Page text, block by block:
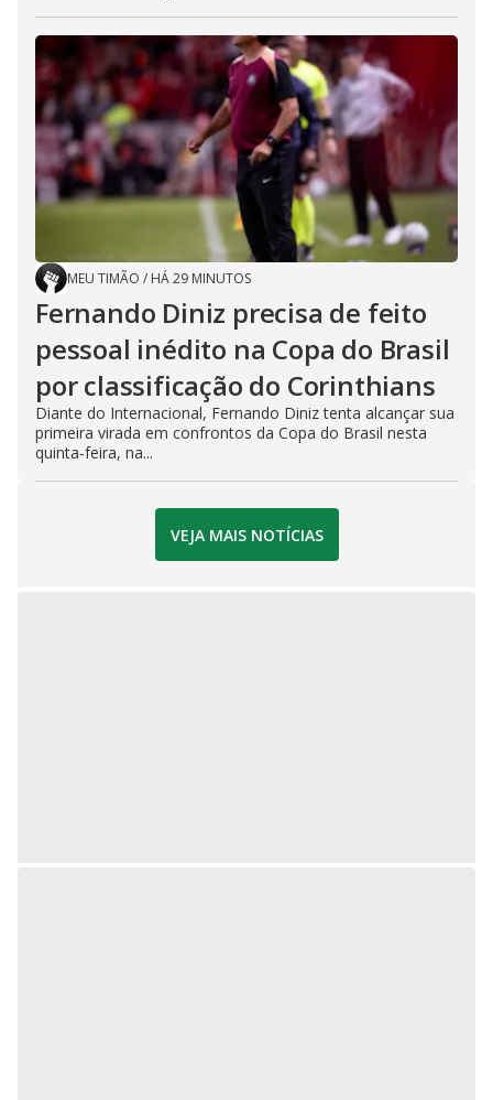
MEU TIMÃO / HÁ 29 MINUTOS
Fernando Diniz precisa de feito
pessoal inédito na Copa do Brasil
por classificação do Corinthians
Diante do Internacional, Fernando Diniz tenta alcançar sua
primeira virada em confrontos da Copa do Brasil nesta
quinta-feira, na...
VEJA MAIS NOTÍCIAS